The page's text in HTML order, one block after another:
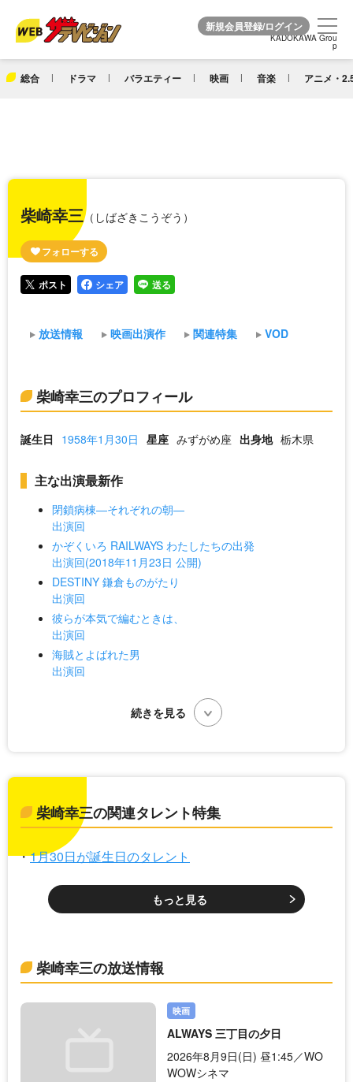
KADOKAWA Grou
p
総合 ドラマ バラエティー 映画 音楽 アニメ・
KADOKAWA Grou
p
柴崎幸三（しばざきこうぞう）
ポスト シェア 送る
放送情報 映画出演作 関連特集 VOD
柴崎幸三のプロフィール
誕生日 1958年1月30日 星座 みずがめ座 出身地 栃木県
主な出演最新作
閉鎖病棟―それぞれの朝―
出演回
かぞくいろ RAILWAYS わたしたちの出発
出演回(2018年11月23日 公開)
DESTINY 鎌倉ものがたり
出演回
彼らが本気で編むときは、
出演回
海賊とよばれた男
出演回
柴崎幸三の関連タレント特集
1月30日が誕生日のタレント
もっと見る
柴崎幸三の放送情報
映画
ALWAYS 三丁目の夕日
2026年8月9日(日) 昼1:45／WO
WOWシネマ